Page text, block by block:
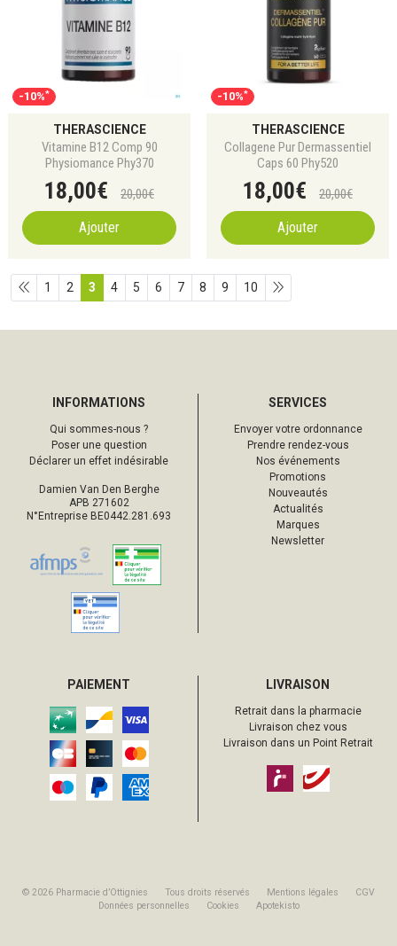
-10%*
THERASCIENCE
Vitamine B12 Comp 90
Physiomance Phy370
18,00€ 20,00€
Ajouter
-10%*
THERASCIENCE
Collagene Pur Dermassentiel
Caps 60 Phy520
18,00€ 20,00€
Ajouter
1 2 3 4 5 6 7 8 9 10
INFORMATIONS
Qui sommes-nous ?
Poser une question
Déclarer un effet indésirable
Damien Van Den Berghe
APB 271602
N°Entreprise BE0442.281.693
SERVICES
Envoyer votre ordonnance
Prendre rendez-vous
Nos événements
Promotions
Nouveautés
Actualités
Marques
Newsletter
PAIEMENT LIVRAISON
Retrait dans la pharmacie
Livraison chez vous
Livraison dans un Point Retrait
© 2026 Pharmacie d’Ottignies Tous droits réservés Mentions légales
CGV
Données personnelles
Cookies Apotekisto